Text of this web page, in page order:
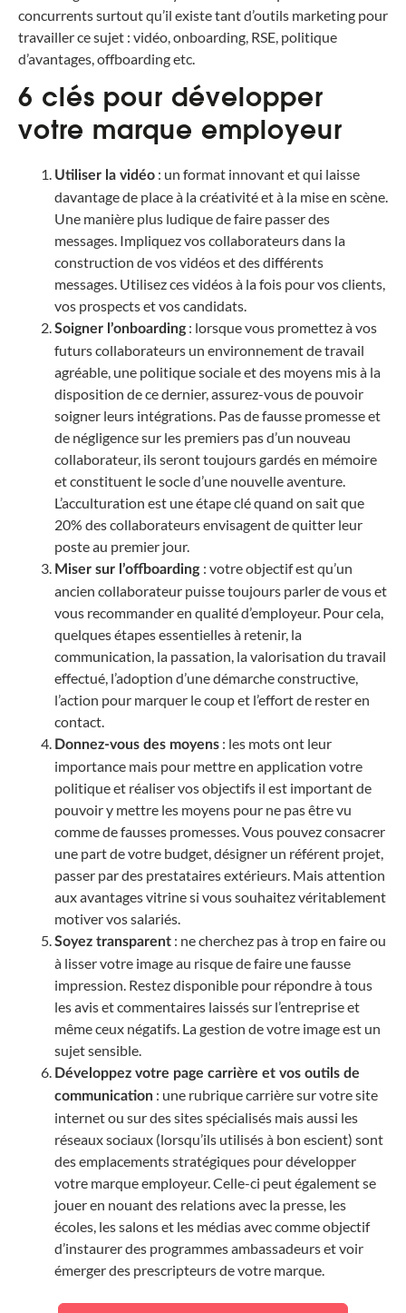
concurrents surtout qu’il existe tant d’outils marketing pour
travailler ce sujet : vidéo, onboarding, RSE, politique
d’avantages, offboarding etc.
6 clés pour développer
votre marque employeur
Utiliser la vidéo : un format innovant et qui laisse
davantage de place à la créativité et à la mise en scène.
Une manière plus ludique de faire passer des
messages. Impliquez vos collaborateurs dans la
construction de vos vidéos et des différents
messages. Utilisez ces vidéos à la fois pour vos clients,
vos prospects et vos candidats.
Soigner l’onboarding: lorsque vous promettez à vos
futurs collaborateurs un environnement de travail
agréable, une politique sociale et des moyens mis à la
disposition de ce dernier, assurez-vous de pouvoir
soigner leurs intégrations. Pas de fausse promesse et
de négligence sur les premiers pas d’un nouveau
collaborateur, ils seront toujours gardés en mémoire
et constituent le socle d’une nouvelle aventure.
L’acculturation est une étape clé quand on sait que
20% des collaborateurs envisagent de quitter leur
poste au premier jour.
Miser sur l’offboarding : votre objectif est qu’un
ancien collaborateur puisse toujours parler de vous et
vous recommander en qualité d’employeur. Pour cela,
quelques étapes essentielles à retenir, la
communication, la passation, la valorisation du travail
effectué, l’adoption d’une démarche constructive,
l’action pour marquer le coup et l’effort de rester en
contact.
Donnez-vous des moyens : les mots ont leur
importance mais pour mettre en application votre
politique et réaliser vos objectifs il est important de
pouvoir y mettre les moyens pour ne pas être vu
comme de fausses promesses. Vous pouvez consacrer
une part de votre budget, désigner un référent projet,
passer par des prestataires extérieurs. Mais attention
aux avantages vitrine si vous souhaitez véritablement
motiver vos salariés.
Soyez transparent : ne cherchez pas à trop en faire ou
à lisser votre image au risque de faire une fausse
impression. Restez disponible pour répondre à tous
les avis et commentaires laissés sur l’entreprise et
même ceux négatifs. La gestion de votre image est un
sujet sensible.
Développez votre page carrière et vos outils de
communication : une rubrique carrière sur votre site
internet ou sur des sites spécialisés mais aussi les
réseaux sociaux (lorsqu’ils utilisés à bon escient) sont
des emplacements stratégiques pour développer
votre marque employeur. Celle-ci peut également se
jouer en nouant des relations avec la presse, les
écoles, les salons et les médias avec comme objectif
d’instaurer des programmes ambassadeurs et voir
émerger des prescripteurs de votre marque.